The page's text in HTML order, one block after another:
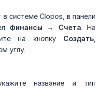
системе Clopos, в панели
Финансы → Счета. На
на кнопку Создать
углу.
название и тип